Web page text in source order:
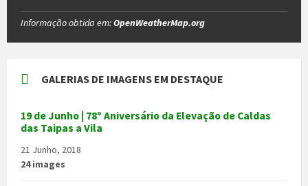
Informação obtida em:OpenWeatherMap.org
GALERIAS DE IMAGENS EM DESTAQUE
19 de Junho | 78º Aniversário da Elevação de Caldas
das Taipas a Vila
21 Junho, 2018
24 images